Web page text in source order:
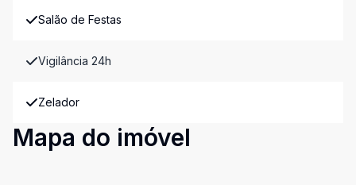
Salão de Festas
Vigilância 24h
Zelador
Mapa do imóvel